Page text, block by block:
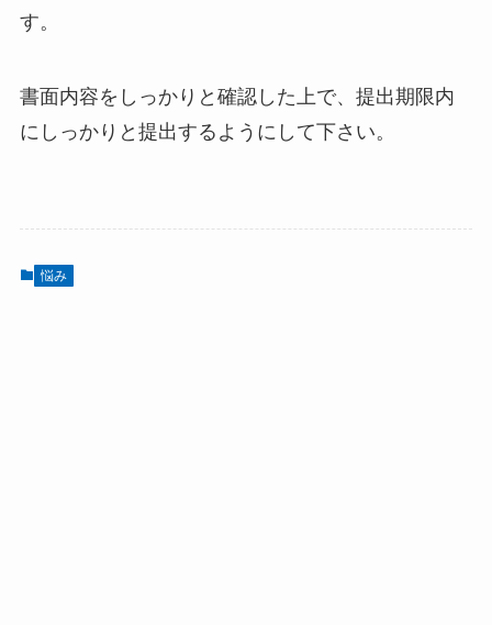
す。
書面内容をしっかりと確認した上で、提出期限内
にしっかりと提出するようにして下さい。
悩み